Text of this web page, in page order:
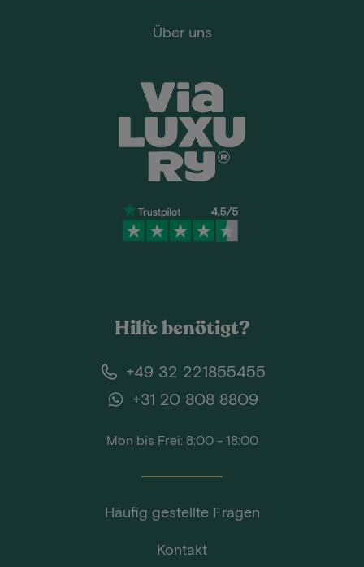
Über uns
Hilfe benötigt?
+49 32 221855455
+31 20 808 8809
Mon bis Frei: 8:00 - 18:00
Häufig gestellte Fragen
Kontakt